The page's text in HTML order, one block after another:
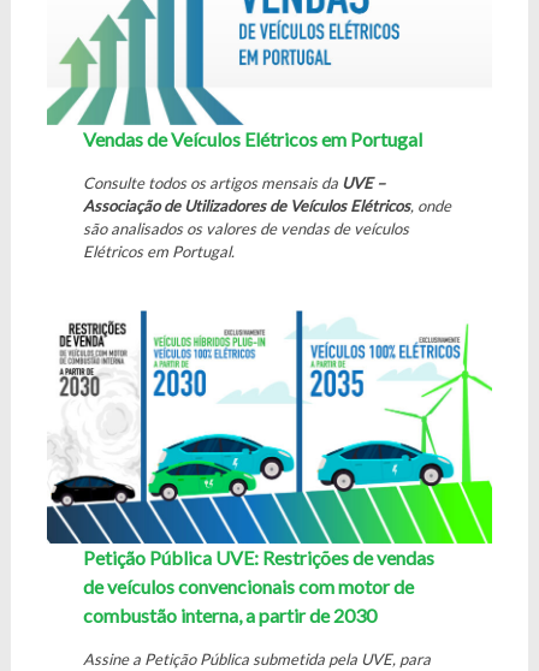
Vendas de Veículos Elétricos em Portugal
Consulte todos os artigos mensais da UVE –
Associação de Utilizadores de Veículos Elétricos, onde
são analisados os valores de vendas de veículos
Elétricos em Portugal.
Petição Pública UVE: Restrições de vendas
de veículos convencionais com motor de
combustão interna, a partir de 2030
Assine a Petição Pública submetida pela UVE, para